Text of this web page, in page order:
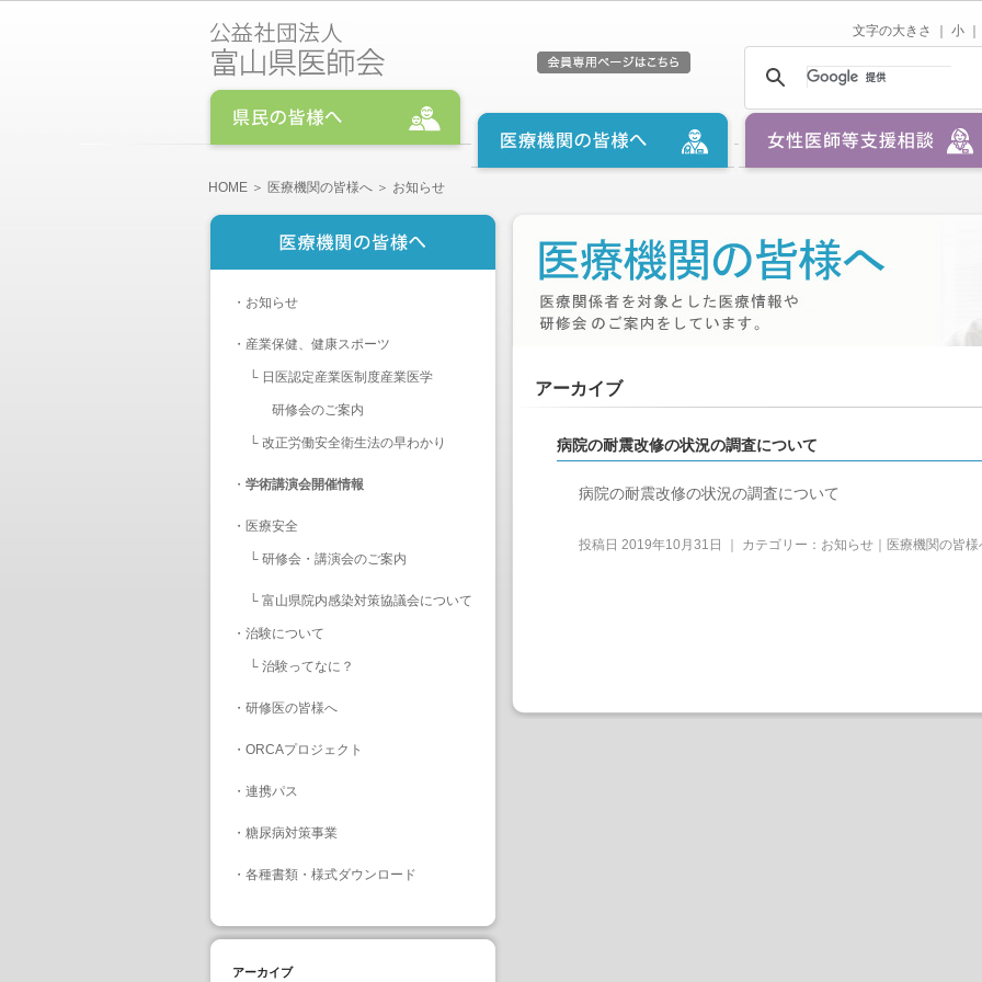
文字の大きさ ｜ 小
HOME ＞ 医療機関の皆様へ ＞ お知らせ
・ お知らせ
・ 産業保健、健康スポーツ
└ 日医認定産業医制度産業医学
研修会のご案内
└ 改正労働安全衛生法の早わかり
・ 学術講演会開催情報
・ 医療安全
└ 研修会・講演会のご案内
└ 富山県院内感染対策協議会について
・ 治験について
└ 治験ってなに？
・ 研修医の皆様へ
・ ORCAプロジェクト
・ 連携パス
・ 糖尿病対策事業
・ 各種書類・様式ダウンロード
アーカイブ
アーカイブ
病院の耐震改修の状況の調査について
病院の耐震改修の状況の調査について
投稿日 2019年10月31日 ｜ カテゴリー： お知らせ｜医療機関の皆様